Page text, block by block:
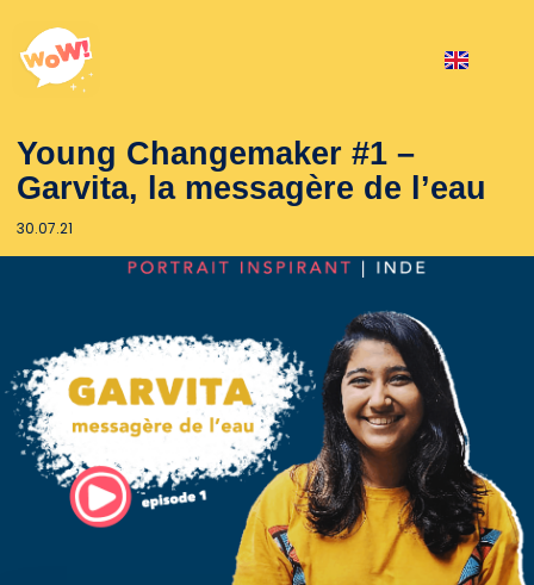
Young Changemaker #1 –
Garvita, la messagère de l’eau
30.07.21